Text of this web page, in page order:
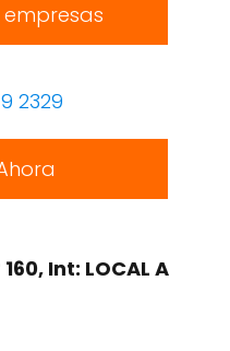
2329
Int: LOCAL A